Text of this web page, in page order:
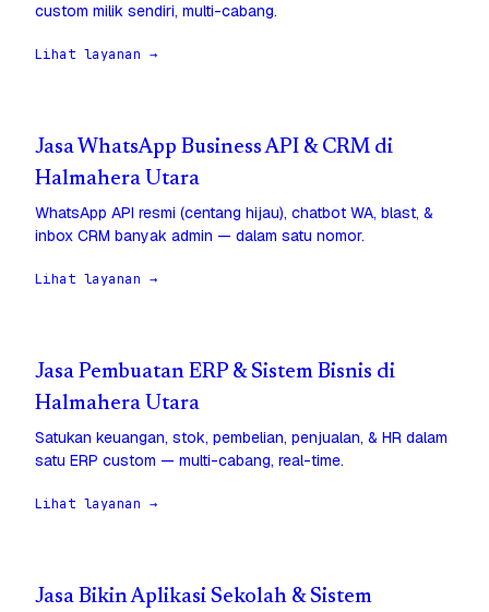
custom milik sendiri, multi-cabang.
Lihat layanan →
Jasa WhatsApp Business API & CRM di
Halmahera Utara
WhatsApp API resmi (centang hijau), chatbot WA, blast, &
inbox CRM banyak admin — dalam satu nomor.
Lihat layanan →
Jasa Pembuatan ERP & Sistem Bisnis di
Halmahera Utara
Satukan keuangan, stok, pembelian, penjualan, & HR dalam
satu ERP custom — multi-cabang, real-time.
Lihat layanan →
Jasa Bikin Aplikasi Sekolah & Sistem